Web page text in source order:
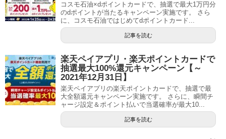
コスモ石油×dポイントカードで、抽選で最大1万円分
のdポイントが当たるキャンペーン実施です。 さら
に、コスモ石油ではじめてdポイントカード...
記事を読む
楽天ペイアプリ・楽天ポイントカードで
抽選最大100%還元キャンペーン【～
2021年12月31日】
楽天ペイアプリの楽天ポイントカードで、抽選で最
大全額還元キャンペーン実施です。 さらに、瞬間チ
ャージ設定＆ポイント払いで当選確率が最大10...
記事を読む